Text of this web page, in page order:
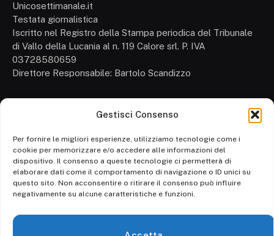
Gestisci Consenso
Per fornire le migliori esperienze, utilizziamo tecnologie come i
cookie per memorizzare e/o accedere alle informazioni del
dispositivo. Il consenso a queste tecnologie ci permetterà di
elaborare dati come il comportamento di navigazione o ID unici su
questo sito. Non acconsentire o ritirare il consenso può influire
negativamente su alcune caratteristiche e funzioni.
Unicosettimanale.it
Testata giornalistica
Iscritto nel Registro della Stampa periodica del Tribunale
di Vallo della Lucania al n. 119 Calore srl. P. IVA
03728580659
Direttore Responsabile: Bartolo Scandizzo
Attualità
Politica
Cronaca
Economia